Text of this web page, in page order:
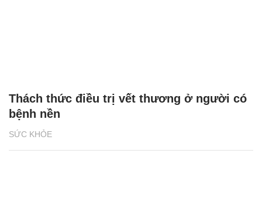
SỨC KHỎE
Thách thức điều trị vết thương ở người có
bệnh nền